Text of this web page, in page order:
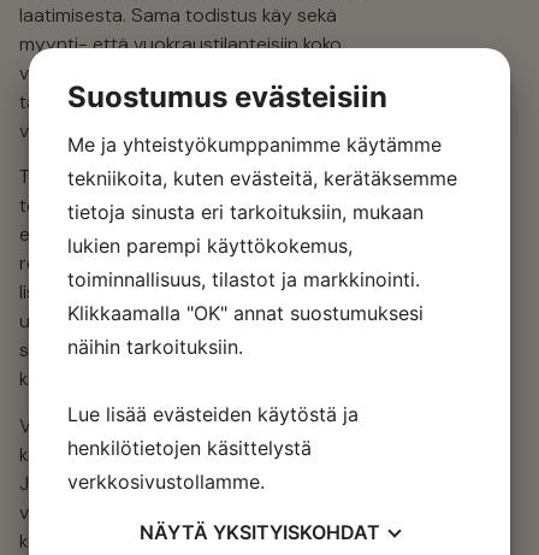
laatimisesta. Sama todistus käy sekä
myynti- että vuokraustilanteisiin koko
voimassaoloajan. Uutta todistusta ei
tarvitse hankkia jokaiseen kauppaan tai
vuokraukseen erikseen.
Todistus on uusittava, jos rakennukseen
tehdään merkittäviä
energiatehokkuuteen vaikuttavia
remontteja, kuten ikkunoiden vaihto,
lisäeristys tai lämmitysjärjestelmän
uusiminen. Myös jos vanha todistus
sisältää virheitä tai puutteita, se
kannattaa uusia.
Voimassa oleva energiatodistus riittää
kaikkiin myynti- ja vuokraustilanteisiin.
Jos todistus on vanhentunut, myyjän tai
vuokranantajan on hankittava uusi ennen
kaupantekoa tai vuokrasopimuksen